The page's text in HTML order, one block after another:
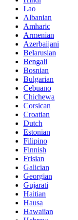
Lao
Albanian
Amharic
Armenian
Azerbaijani
Belarusian
Bengali
Bosnian
Bulgarian
Cebuano
Chichewa
Corsican
Croatian
Dutch
Estonian
Filipino
Finnish
Frisian
Galician
Georgian
Gujarati
Haitian
Hausa
Hawaiian